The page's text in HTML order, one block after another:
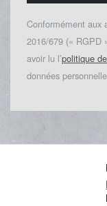
Conformément aux
2016/679 (« RGPD
avoir lu l’politique
données